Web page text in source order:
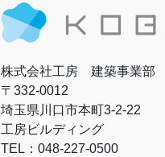
株式会社工房 建築事業部
〒332-0012
埼玉県川口市本町3-2-22
工房ビルディング
TEL：048-227-0500